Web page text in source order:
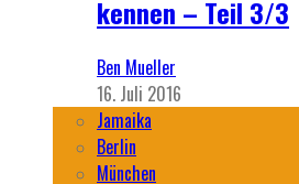
kennen – Teil 3/3
Ben Mueller
16. Juli 2016
Jamaika
Berlin
München